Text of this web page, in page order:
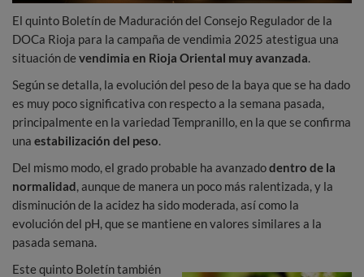
El quinto Boletín de Maduración del Consejo Regulador de la
DOCa Rioja para la campaña de vendimia 2025 atestigua una
situación de vendimia en Rioja Oriental muy avanzada.
Según se detalla, la evolución del peso de la baya que se ha dado
es muy poco significativa con respecto a la semana pasada,
principalmente en la variedad Tempranillo, en la que se confirma
una estabilización del peso.
Del mismo modo, el grado probable ha avanzadodentro de la
normalidad, aunque de manera un poco más ralentizada, y la
disminución de la acidez ha sido moderada, así como la
evolución del pH, que se mantiene en valores similares a la
pasada semana.
Este quinto Boletín también